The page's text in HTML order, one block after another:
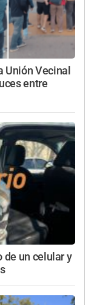
Unión Vecinal
entre
de un celular y